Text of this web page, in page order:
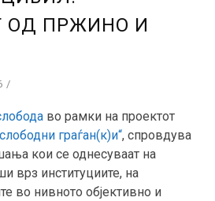
ОД ПРЖИНО И
во рамки на проектот
граѓан(к)и“, спровдува
кои се однесуваат на
врз институциите, на
во нивното објективно и